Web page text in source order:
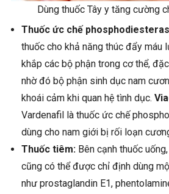
Dùng thuốc Tây y tăng cường
Thuốc ức chế
thuốc cho khả năng thúc đẩy máu
khắp các bộ phận trong cơ thể,
nhờ đó bộ phận sinh dục nam
khoái cảm khi quan hệ tình dục.
Vardenafil là thuốc ức chế
dùng cho nam giới bị rối loạn
Thuốc tiêm: Bên cạnh thuốc
cũng có thể được chỉ định dùng
như prostaglandin E1,